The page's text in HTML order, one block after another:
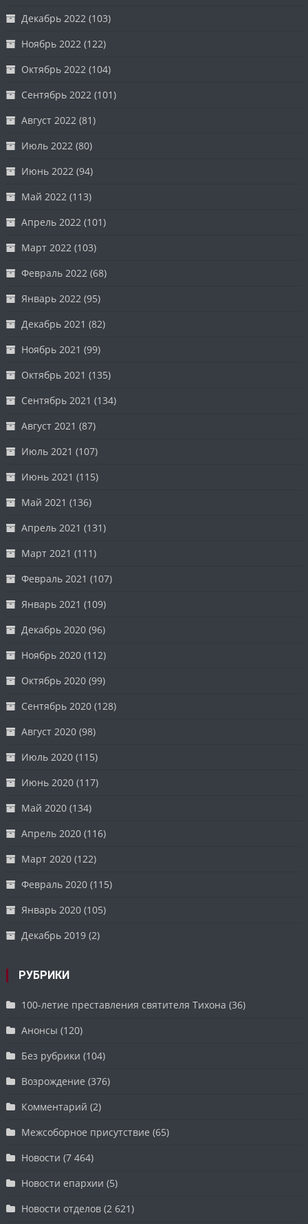
Декабрь 2022 (103)
Ноябрь 2022 (122)
Октябрь 2022 (104)
Сентябрь 2022 (101)
Август 2022 (81)
Июль 2022 (80)
Июнь 2022 (94)
Май 2022 (113)
Апрель 2022 (101)
Март 2022 (103)
Февраль 2022 (68)
Январь 2022 (95)
Декабрь 2021 (82)
Ноябрь 2021 (99)
Октябрь 2021 (135)
Сентябрь 2021 (134)
Август 2021 (87)
Июль 2021 (107)
Июнь 2021 (115)
Май 2021 (136)
Апрель 2021 (131)
Март 2021 (111)
Февраль 2021 (107)
Январь 2021 (109)
Декабрь 2020 (96)
Ноябрь 2020 (112)
Октябрь 2020 (99)
Сентябрь 2020 (128)
Август 2020 (98)
Июль 2020 (115)
Июнь 2020 (117)
Май 2020 (134)
Апрель 2020 (116)
Март 2020 (122)
Февраль 2020 (115)
Январь 2020 (105)
Декабрь 2019 (2)
РУБРИКИ
100-летие преставления святителя Тихона (36)
Анонсы (120)
Без рубрики (104)
Возрождение (376)
Комментарий (2)
Межсоборное присутствие (65)
Новости (7 464)
Новости епархии (5)
Новости отделов (2 621)